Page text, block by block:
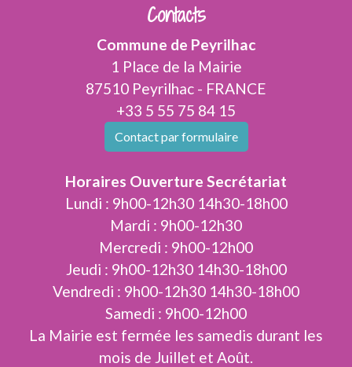
Contacts
Commune de Peyrilhac
1 Place de la Mairie
87510 Peyrilhac - FRANCE
+33 5 55 75 84 15
Contact par formulaire
Horaires Ouverture Secrétariat
Lundi : 9h00-12h30 14h30-18h00
Mardi : 9h00-12h30
Mercredi : 9h00-12h00
Jeudi : 9h00-12h30 14h30-18h00
Vendredi : 9h00-12h30 14h30-18h00
Samedi : 9h00-12h00
La Mairie est fermée les samedis durant les
mois de Juillet et Août.